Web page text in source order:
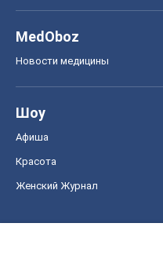
MedOboz
Новости медицины
Шоу
Афиша
Красота
Женский Журнал